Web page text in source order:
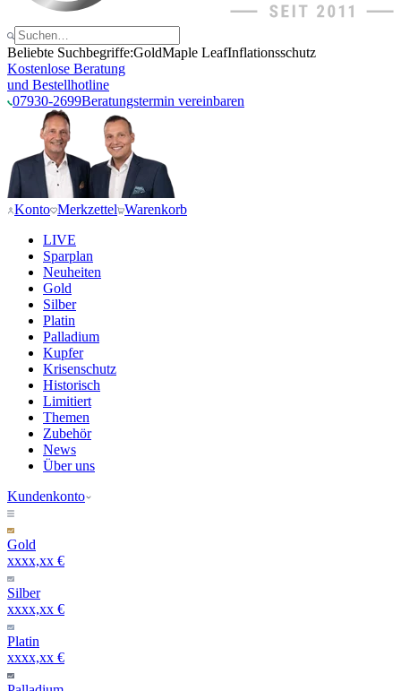
Beliebte Suchbegriffe:GoldMaple LeafInflationsschutz
Kostenlose Beratung
und Bestellhotline
07930-2699Beratungstermin vereinbaren
Konto Merkzettel Warenkorb
LIVE
Sparplan
Neuheiten
Gold
Silber
Platin
Palladium
Kupfer
Krisenschutz
Historisch
Limitiert
Themen
Zubehör
News
Über uns
Kundenkonto
Gold
xxxx,xx €
Silber
xxxx,xx €
Platin
xxxx,xx €